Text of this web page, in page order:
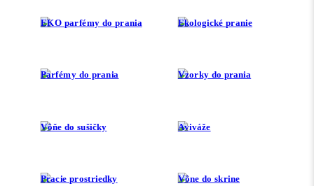
EKO parfémy do prania Ekologické pranie
Parfémy do prania Vzorky do prania
Vôňe do sušičky Aviváže
Pracie prostriedky Vône do skrine